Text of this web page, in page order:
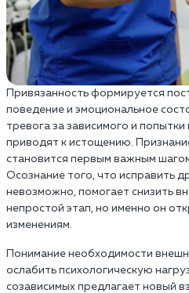
Привязанность формируется
поведение и эмоциональное
тревога за зависимого и попытки
приводят к истощению.
становится первым важным
Осознание того, что исправить
невозможно, помогает снизить
непростой этап, но именно он
изменениям.
Понимание необходимости
ослабить психологическую
созависимых предлагает новый